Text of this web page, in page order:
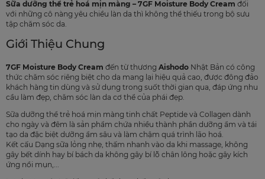
Sữa dưỡng thể trẻ hoá mịn màng – 7GF Moisture Body Cream đối
với những cô nàng yêu chiều làn da thì không thể thiếu trong bộ sưu
tập chăm sóc da.
Giới Thiệu Chung
7GF Moisture Body Cream đến từ thương Aishodo Nhật Bản có công
thức chăm sóc riêng biệt cho da mang lại hiệu quả cao, được đông đảo
khách hàng tin dùng và sử dụng trong suốt thời gian qua, đáp ứng nhu
cầu làm đẹp, chăm sóc làn da cơ thể của phái đẹp.
Sữa dưỡng thể trẻ hoá mịn màng tinh chất Peptide và Collagen dành
cho ngày và đêm là sản phẩm chứa nhiều thành phần dưỡng ẩm và tái
tạo da đặc biệt dưỡng ẩm sâu và làm chậm quá trình lão hoá.
Kết cấu Dạng sữa lỏng nhẹ, thấm nhanh vào da khi massage, không
gây bết dính hay bí bách da không gây bí lỗ chân lông hoặc gây kích
ứng nổi mụn,...